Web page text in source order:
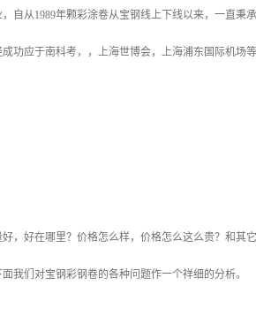
自从1989年颗彩涂卷从宝钢线上下线以来，一直秉
功应于南科考，，上海世博会，上海浦东国际机场
，好在哪里？价格怎么样，价格怎么这么贵？和其
我们对宝钢彩钢卷的各种问题作一个祥细的分析。